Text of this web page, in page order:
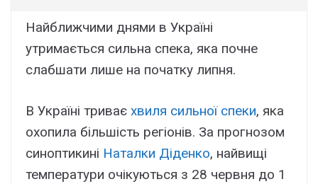
Найближчими днями в Україні
утримається сильна спека, яка почне
слабшати лише на початку липня.
В Україні триває хвиля сильної спеки, яка
охопила більшість регіонів. За прогнозом
синоптикині Наталки Діденко, найвищі
температури очікуються з 28 червня до 1